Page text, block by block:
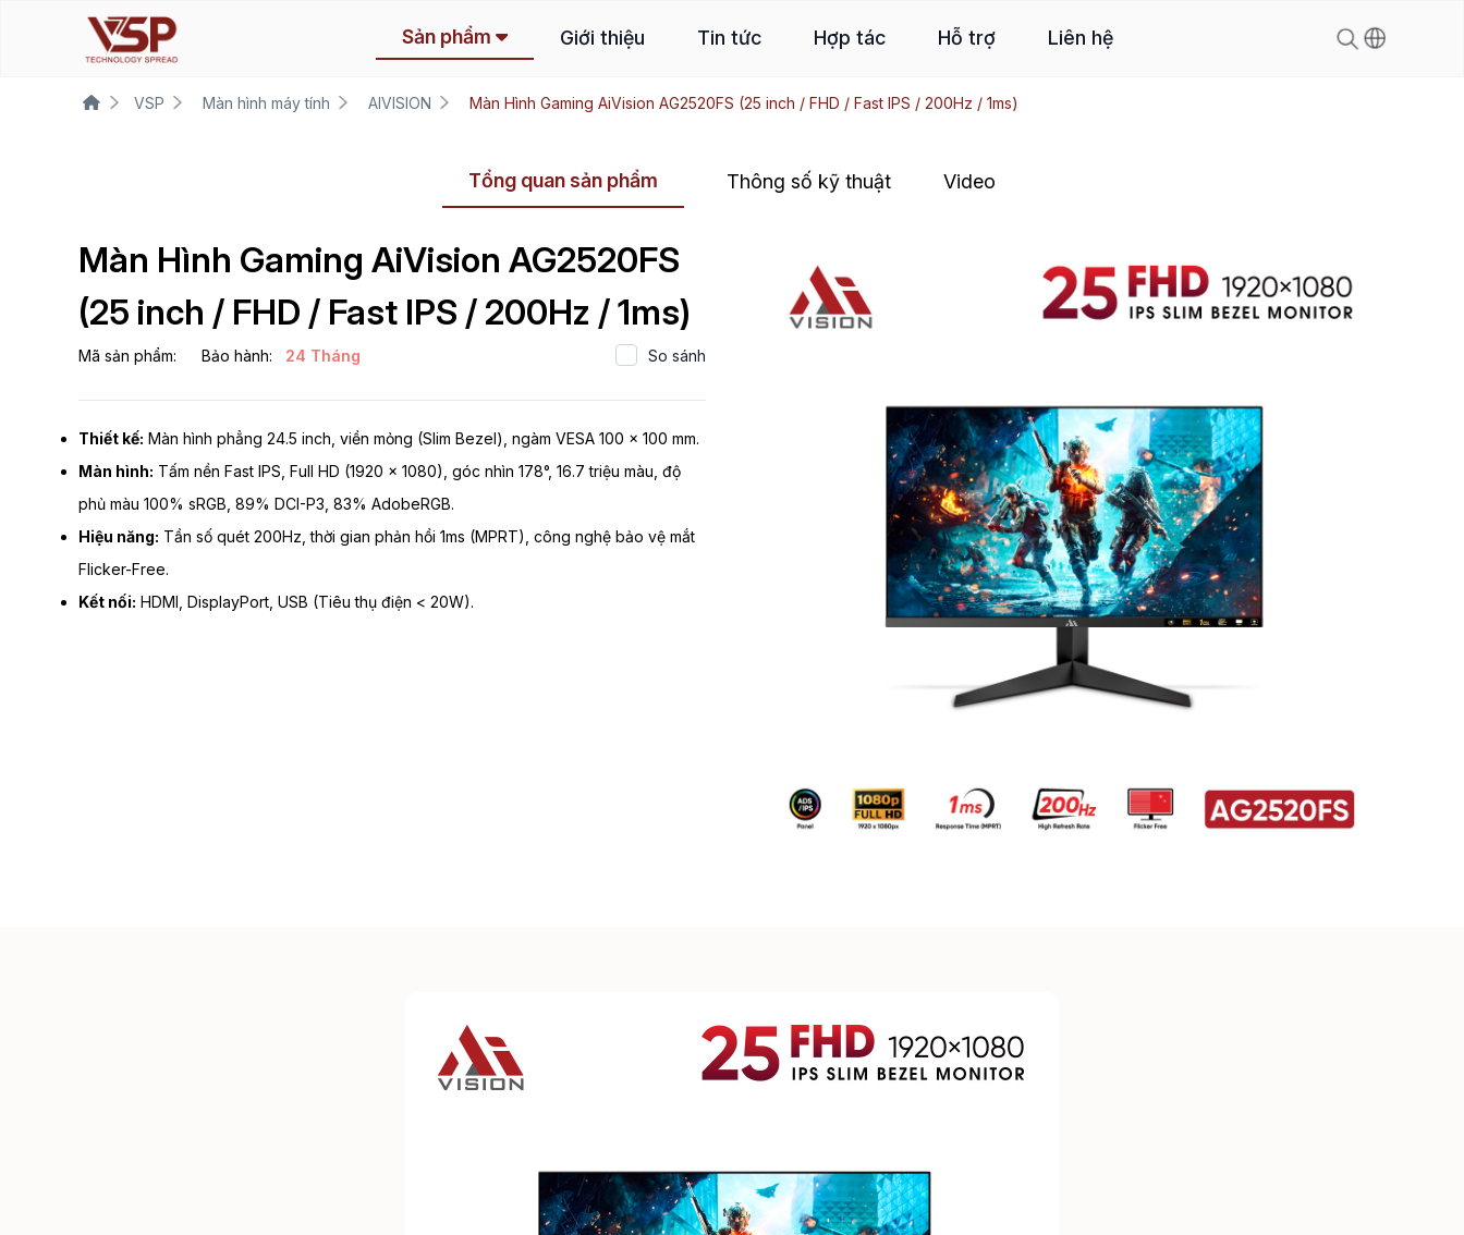
Sản phẩm Giới thiệu Tin tức Hợp tác Hỗ trợ Liên hệ
VSP Màn hình máy tính AIVISION Màn Hình Gaming AiVision AG2520FS (25 inch / FHD / Fast IPS / 200Hz / 1ms)
Tổng quan sản phẩm Thông số kỹ thuật Video
Màn Hình Gaming AiVision AG2520FS
(25 inch / FHD / Fast IPS / 200Hz / 1ms)
Mã sản phẩm: Bảo hành: 24 Tháng So sánh
Thiết kế: Màn hình phẳng 24.5 inch, viền mỏng (Slim Bezel), ngàm VESA 100 x 100 mm.
Màn hình: Tấm nền Fast IPS, Full HD (1920 x 1080), góc nhìn 178°, 16.7 triệu màu, độ
phủ màu 100% sRGB, 89% DCI-P3, 83% AdobeRGB.
Hiệu năng: Tần số quét 200Hz, thời gian phản hồi 1ms (MPRT), công nghệ bảo vệ mắt
Flicker-Free.
Kết nối: HDMI, DisplayPort, USB (Tiêu thụ điện < 20W).